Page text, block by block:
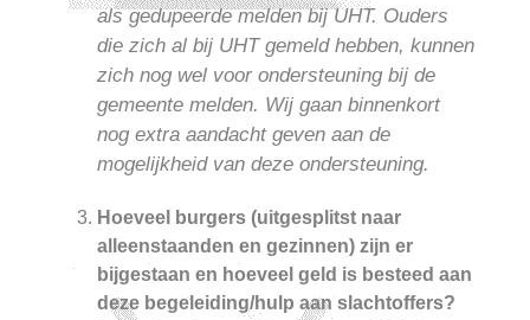
als gedupeerde melden bij UHT. Ouders
die zich al bij UHT gemeld hebben, kunnen
zich nog wel voor ondersteuning bij de
gemeente melden. Wij gaan binnenkort
nog extra aandacht geven aan de
mogelijkheid van deze ondersteuning.
Hoeveel burgers (uitgesplitst naar
alleenstaanden en gezinnen) zijn er
bijgestaan en hoeveel geld is besteed aan
deze begeleiding/hulp aan slachtoffers?